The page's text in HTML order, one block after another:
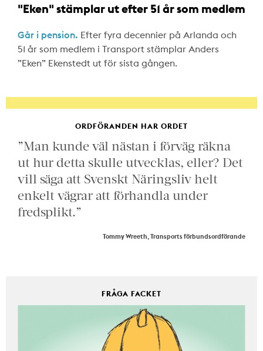
"Eken" stämplar ut efter 51 år som medlem
Går i pension. Efter fyra decennier på Arlanda och
51 år som medlem i Transport stämplar Anders
”Eken” Ekenstedt ut för sista gången.
ORDFÖRANDEN HAR ORDET
”Man kunde väl nästan i förväg räkna
ut hur detta skulle utvecklas, eller? Det
vill säga att Svenskt Näringsliv helt
enkelt vägrar att förhandla under
fredsplikt.”
Tommy Wreeth, Transports förbundsordförande
FRÅGA FACKET